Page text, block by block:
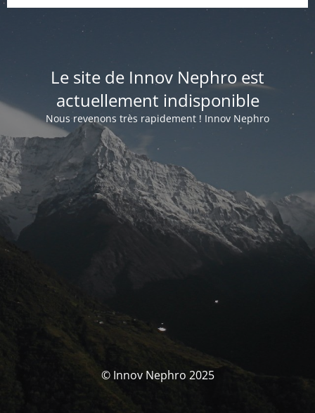
Le site de Innov Nephro est
actuellement indisponible
Nous revenons très rapidement ! Innov Nephro
© Innov Nephro 2025